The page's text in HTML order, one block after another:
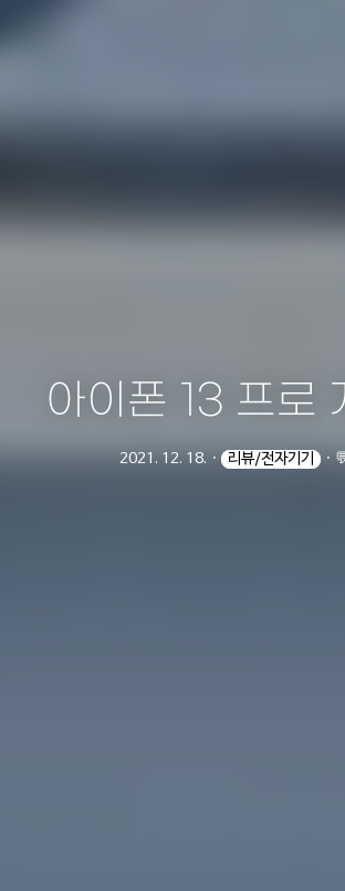
아이폰 13 프로
2021. 12. 18. ㆍ 리뷰/전자기기 ㆍ